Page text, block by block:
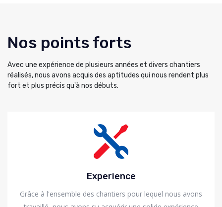
Nos points forts
Avec une expérience de plusieurs années et divers chantiers
réalisés, nous avons acquis des aptitudes qui nous rendent plus
fort et plus précis qu'à nos débuts.
Experience
Grâce à l'ensemble des chantiers pour lequel nous avons